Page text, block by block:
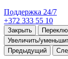
Поддержка 24/7
+372 333 55 10
Закрыть
Увеличить/
Предыдущий